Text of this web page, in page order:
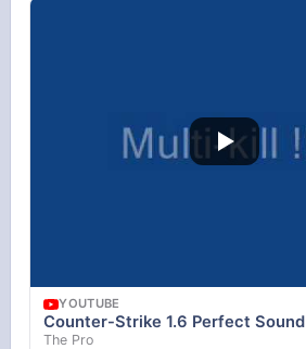
YOUTUBE
Counter-Strike 1.6 Perfect Sound
The Pro